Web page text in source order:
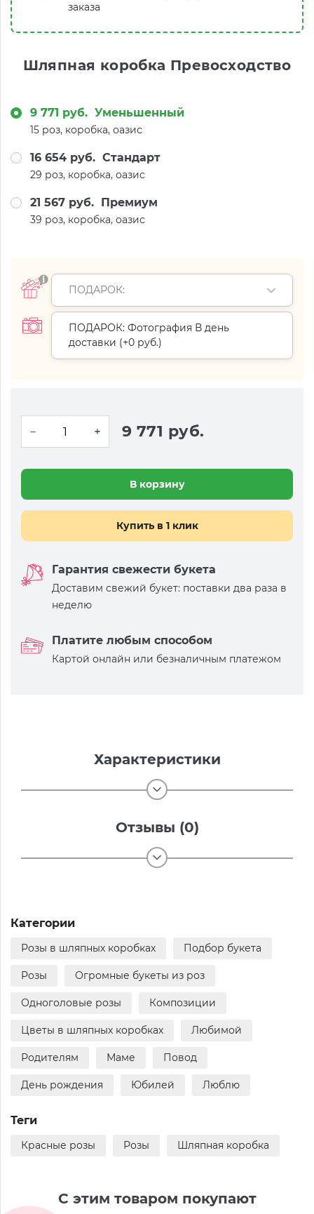
заказа
Шляпная коробка Превосходство
9 771 руб. Уменьшенный
15 роз, коробка, оазис
16 654 руб. Стандарт
29 роз, коробка, оазис
21 567 руб. Премиум
39 роз, коробка, оазис
ПОДАРОК:
ПОДАРОК: Фотография В день
доставки (+0 руб.)
9 771 руб.
В корзину
Купить в 1 клик
Гарантия свежести букета
Доставим свежий букет: поставки два раза в
неделю
Платите любым способом
Картой онлайн или безналичным платежом
Характеристики
Отзывы (0)
Категории
Розы в шляпных коробках Подбор букета
Розы Огромные букеты из роз
Одноголовые розы Композиции
Цветы в шляпных коробках Любимой
Родителям Маме Повод
День рождения Юбилей Люблю
Теги
Красные розы Розы Шляпная коробка
С этим товаром покупают